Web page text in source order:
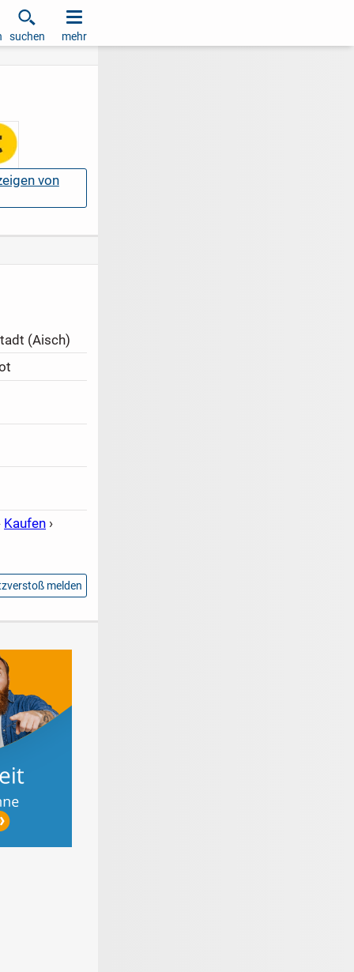
suchen mehr
von
(Aisch)
Kaufen ›
melden